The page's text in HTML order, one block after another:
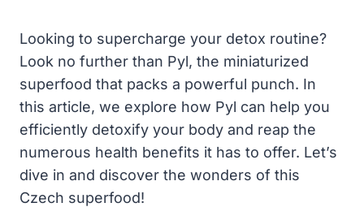
Looking to supercharge your detox routine?
Look no further than Pyl, the miniaturized
superfood that packs a powerful punch. In
this article, we explore how Pyl can help you
efficiently detoxify your body and reap the
numerous health benefits it has to offer. Let’s
dive in and discover the wonders of this
Czech superfood!